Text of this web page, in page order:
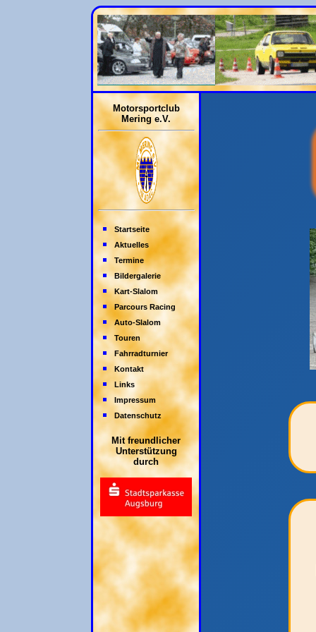
Motorsportclub
Mering e.V.
Startseite
Aktuelles
Termine
Bildergalerie
Kart-Slalom
Parcours Racing
Auto-Slalom
Touren
Fahrradturnier
Kontakt
Links
Impressum
Datenschutz
Mit freundlicher
Unterstützung
durch